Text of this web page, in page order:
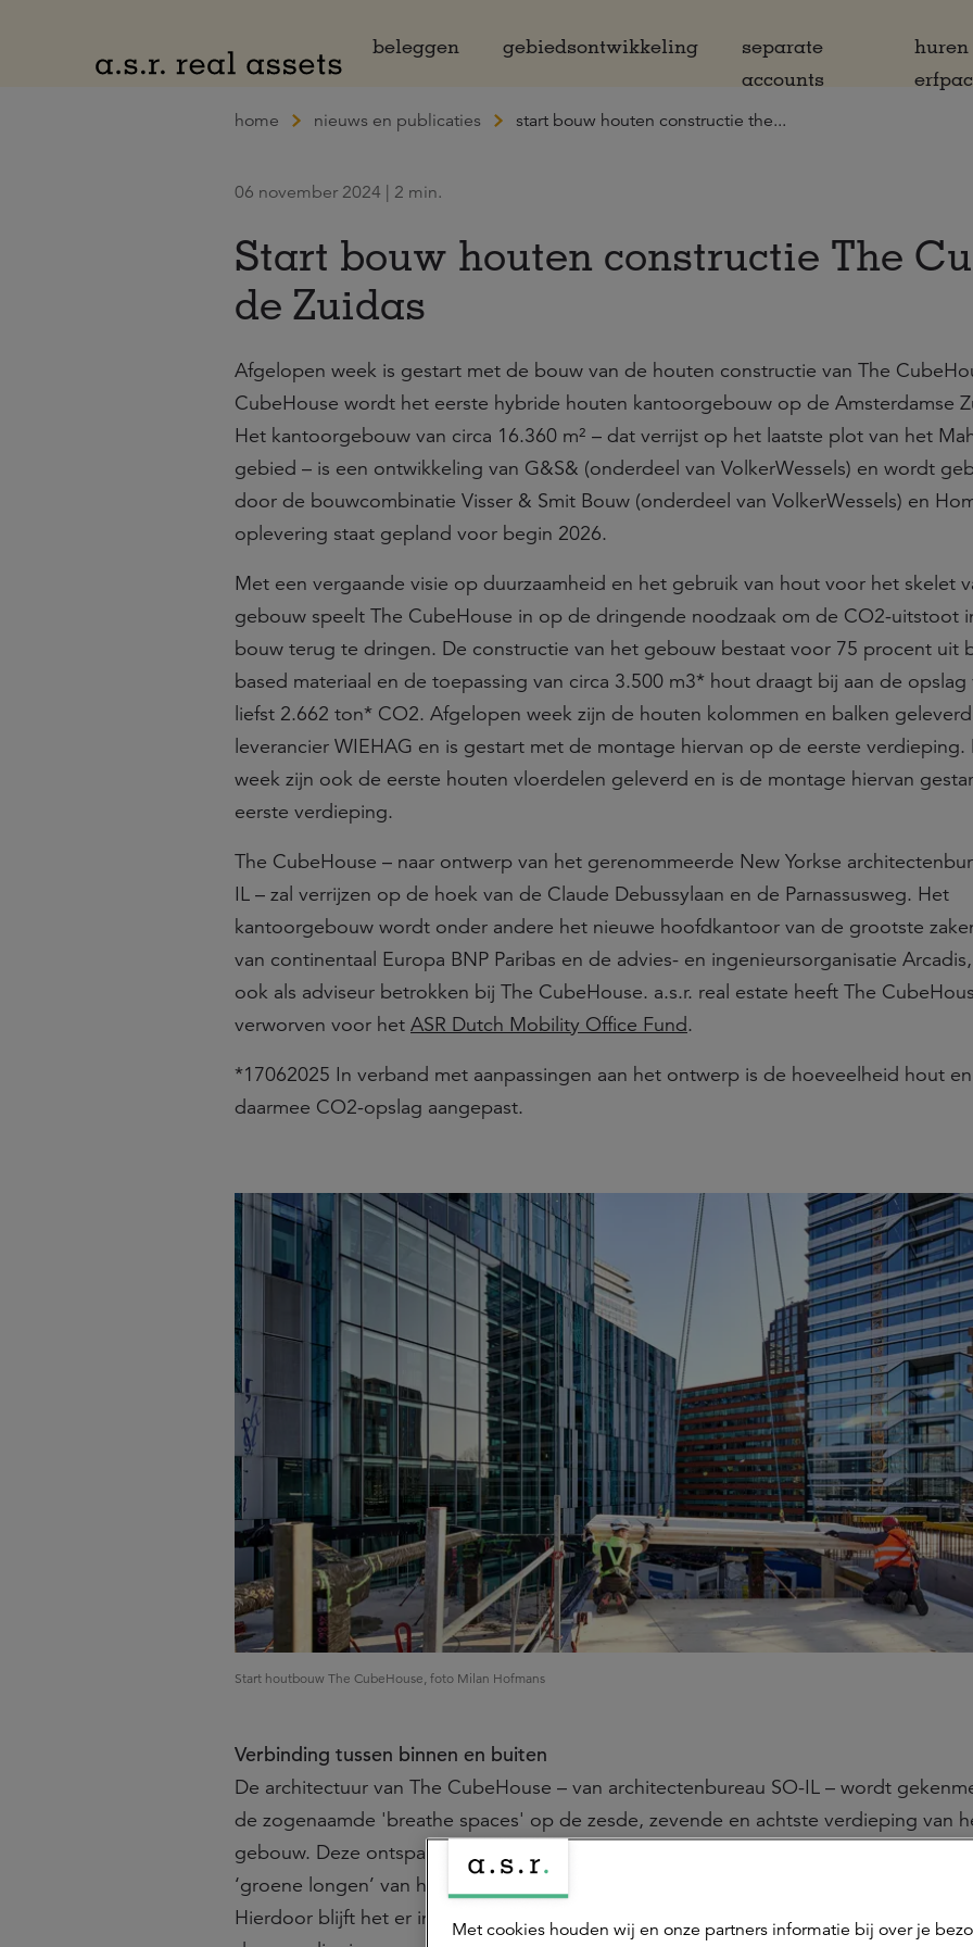
beleggen
gebiedsontwikkeling
separate
accounts
huren
home nieuws en publicaties start bouw houten constructie the...
06 november 2024 | 2 min.
Start bouw houten constructie The
de Zuidas
Afgelopen week is gestart met de bouw van de houten constructie van The
CubeHouse wordt het eerste hybride houten kantoorgebouw op de Amsterdamse
Het kantoorgebouw van circa 16.360 m² – dat verrijst op het laatste plot van het
gebied – is een ontwikkeling van G&S& (onderdeel van VolkerWessels) en wordt
door de bouwcombinatie Visser & Smit Bouw (onderdeel van VolkerWessels) en
oplevering staat gepland voor begin 2026.
Met een vergaande visie op duurzaamheid en het gebruik van hout voor het skelet
gebouw speelt The CubeHouse in op de dringende noodzaak om de CO2-uitstoot
bouw terug te dringen. De constructie van het gebouw bestaat voor 75 procent uit
based materiaal en de toepassing van circa 3.500 m3* hout draagt bij aan de opslag
liefst 2.662 ton* CO2. Afgelopen week zijn de houten kolommen en balken
leverancier WIEHAG en is gestart met de montage hiervan op de eerste verdieping.
week zijn ook de eerste houten vloerdelen geleverd en is de montage hiervan
eerste verdieping.
The CubeHouse – naar ontwerp van het gerenommeerde New Yorkse
IL – zal verrijzen op de hoek van de Claude Debussylaan en de Parnassusweg. Het
kantoorgebouw wordt onder andere het nieuwe hoofdkantoor van de grootste
van continentaal Europa BNP Paribas en de advies- en ingenieursorganisatie
ook als adviseur betrokken bij The CubeHouse. a.s.r. real estate heeft The
verworven voor het ASR Dutch Mobility Office Fund.
*17062025 In verband met aanpassingen aan het ontwerp is de hoeveelheid hout en
daarmee CO2-opslag aangepast.
Start houtbouw The CubeHouse, foto Milan Hofmans
Verbinding tussen binnen en buiten
De architectuur van The CubeHouse – van architectenbureau SO-IL – wordt
de zogenaamde 'breathe spaces' op de zesde, zevende en achtste verdieping van
gebouw. Deze ontspannings- en ontmoetingsplekken – die gezien kunnen worden
‘groene longen’ van het gebouw – verbinden de binnen- en buitenomgeving met
Hierdoor blijft het er in de zomer koel en in de winter behaaglijk warm.
Met cookies houden wij en onze partners informatie bij over je